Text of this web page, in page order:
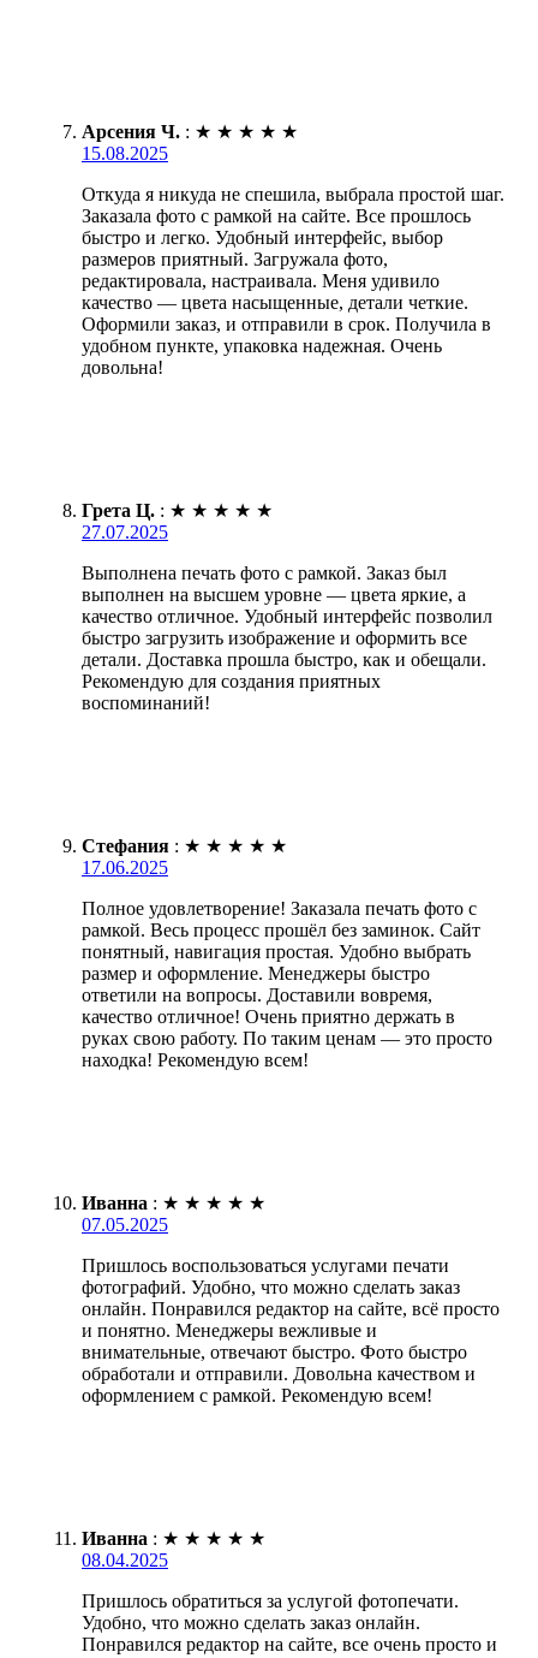
Арсения Ч. : ★ ★ ★ ★ ★
15.08.2025
Откуда я никуда не спешила, выбрала простой шаг.
Заказала фото с рамкой на сайте. Все прошлось
быстро и легко. Удобный интерфейс, выбор
размеров приятный. Загружала фото,
редактировала, настраивала. Меня удивило
качество — цвета насыщенные, детали четкие.
Оформили заказ, и отправили в срок. Получила в
удобном пункте, упаковка надежная. Очень
довольна!
Грета Ц. : ★ ★ ★ ★ ★
27.07.2025
Выполнена печать фото с рамкой. Заказ был
выполнен на высшем уровне — цвета яркие, а
качество отличное. Удобный интерфейс позволил
быстро загрузить изображение и оформить все
детали. Доставка прошла быстро, как и обещали.
Рекомендую для создания приятных
воспоминаний!
Стефания : ★ ★ ★ ★ ★
17.06.2025
Полное удовлетворение! Заказала печать фото с
рамкой. Весь процесс прошёл без заминок. Сайт
понятный, навигация простая. Удобно выбрать
размер и оформление. Менеджеры быстро
ответили на вопросы. Доставили вовремя,
качество отличное! Очень приятно держать в
руках свою работу. По таким ценам — это просто
находка! Рекомендую всем!
Иванна : ★ ★ ★ ★ ★
07.05.2025
Пришлось воспользоваться услугами печати
фотографий. Удобно, что можно сделать заказ
онлайн. Понравился редактор на сайте, всё просто
и понятно. Менеджеры вежливые и
внимательные, отвечают быстро. Фото быстро
обработали и отправили. Довольна качеством и
оформлением с рамкой. Рекомендую всем!
Иванна : ★ ★ ★ ★ ★
08.04.2025
Пришлось обратиться за услугой фотопечати.
Удобно, что можно сделать заказ онлайн.
Понравился редактор на сайте, все очень просто и